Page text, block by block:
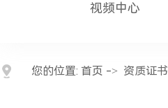
视频中心
您的位置: 首页 -> 资质证书